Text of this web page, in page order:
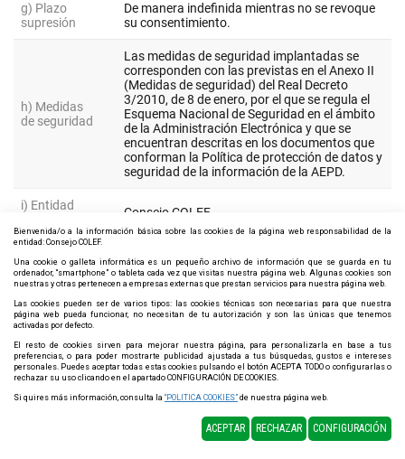
Bienvenida/o a la información básica sobre las cookies de la página web responsabilidad de la
entidad: Consejo COLEF.
Una cookie o galleta informática es un pequeño archivo de información que se guarda en tu
ordenador, “smartphone” o tableta cada vez que visitas nuestra página web. Algunas cookies son
nuestras y otras pertenecen a empresas externas que prestan servicios para nuestra página web.
Las cookies pueden ser de varios tipos: las cookies técnicas son necesarias para que nuestra
página web pueda funcionar, no necesitan de tu autorización y son las únicas que tenemos
activadas por defecto.
El resto de cookies sirven para mejorar nuestra página, para personalizarla en base a tus
preferencias, o para poder mostrarte publicidad ajustada a tus búsquedas, gustos e intereses
personales. Puedes aceptar todas estas cookies pulsando el botón ACEPTA TODO o configurarlas o
rechazar su uso clicando en el apartado CONFIGURACIÓN DE COOKIES.
Si quires más información, consulta la “POLITICA COOKIES” de nuestra página web.
ACEPTAR RECHAZAR CONFIGURACIÓN